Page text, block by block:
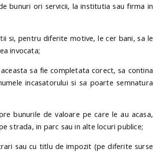
bunuri ori servicii, la institutia sau firma in
si, pentru diferite motive, le cer bani, sa le
invocata;
sa fie completata corect, sa contina
incasatorului si sa poarte semnatura
bunurile de valoare pe care le au acasa,
strada, in parc sau in alte locuri publice;
sau cu titlu de impozit (pe diferite surse